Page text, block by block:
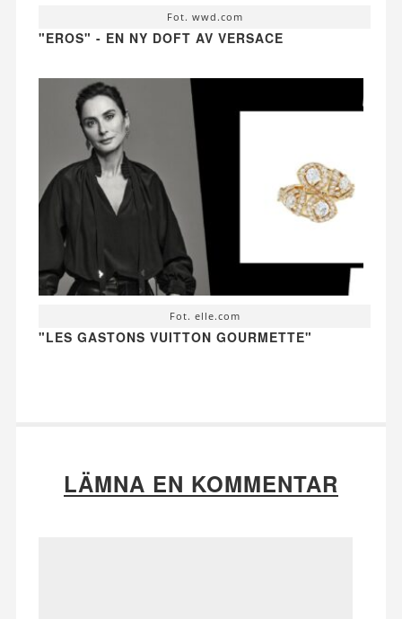
Fot. wwd.com
"EROS" - EN NY DOFT AV VERSACE
Fot. elle.com
"LES GASTONS VUITTON GOURMETTE"
LÄMNA EN KOMMENTAR